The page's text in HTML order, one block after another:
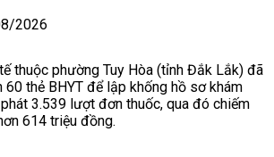
2026
thuộc phường Tuy Hòa (tỉnh Đắk Lắk) đã
thẻ BHYT để lập khống hồ sơ khám
3.539 lượt đơn thuốc, qua đó chiếm
614 triệu đồng.